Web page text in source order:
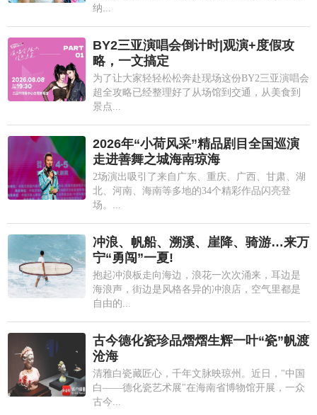
纳...
BY2三亚演唱会倒计时|观演+度假攻
略，一文搞定
为了让大家轻轻松松奔赴现场这份BY2三亚演唱会
超全攻略已经整理好了从场馆到交通，从美食到
景点...
2026年“小荷风采”精品剧目全国巡演
走进善舞之城海南琼海
2场演出吸引了来自广东、重庆、广西、甘肃、湖
北、河南、海南等多地的34个精彩作品闪亮登
场。...
冲浪、帆船、溯溪、崖降、骑游…来万
宁“勇闯”一夏!
抱起冲浪板走向海边，浪花一次次涌来，耳边是
海浪声，街边是风格各异的冲浪店，空气里都是
自由的...
古今德化瓷珍品熠熠生辉一叶“瓷”帆渡
沧海
清雅白瓷藏匠心，千年文脉映琼州。近日，"中国
白——德化瓷艺术展"在海南省博物馆开展，一众
古今...